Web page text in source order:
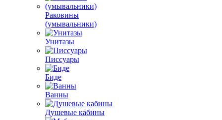
Раковины
(умывальники)
Унитазы
Писсуары
Биде
Ванны
Душевые кабины